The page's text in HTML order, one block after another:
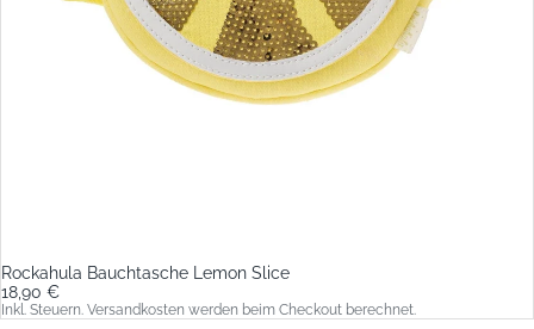
Rockahula Bauchtasche Lemon Slice
18,90 €
Inkl. Steuern. Versandkosten werden beim Checkout berechnet.